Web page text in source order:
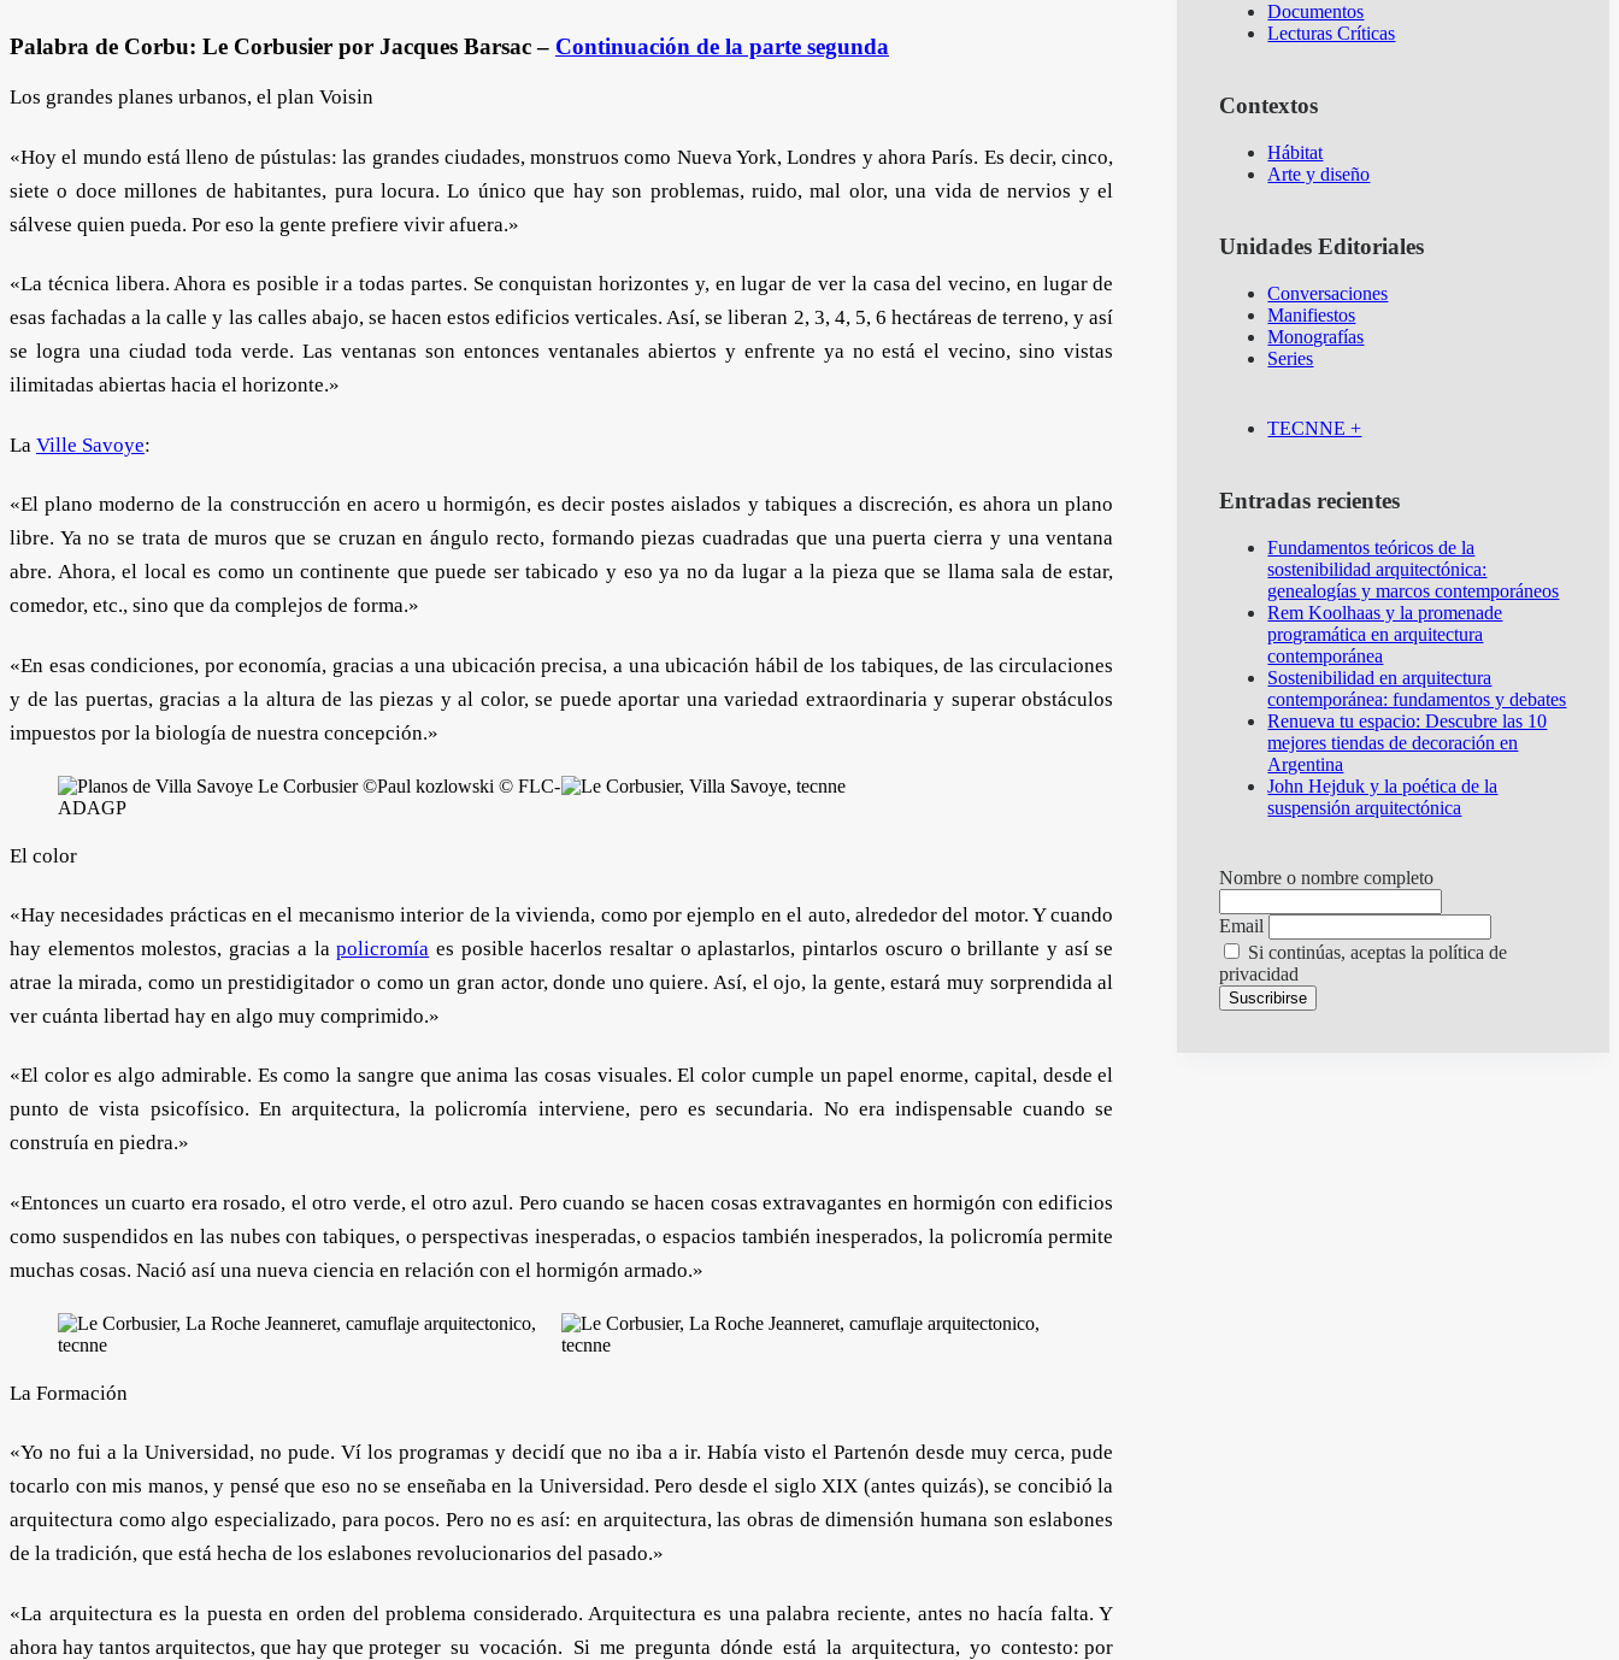
Palabra de Corbu: Le Corbusier por Jacques Barsac – Continuación de la parte segunda
Los grandes planes urbanos, el plan Voisin
«Hoy el mundo está lleno de pústulas: las grandes ciudades, monstruos como Nueva York, Londres y ahora París. Es decir, cinco,
siete o doce millones de habitantes, pura locura. Lo único que hay son problemas, ruido, mal olor, una vida de nervios y el
sálvese quien pueda. Por eso la gente prefiere vivir afuera.»
«La técnica libera. Ahora es posible ir a todas partes. Se conquistan horizontes y, en lugar de ver la casa del vecino, en lugar de
esas fachadas a la calle y las calles abajo, se hacen estos edificios verticales. Así, se liberan 2, 3, 4, 5, 6 hectáreas de terreno, y así
se logra una ciudad toda verde. Las ventanas son entonces ventanales abiertos y enfrente ya no está el vecino, sino vistas
ilimitadas abiertas hacia el horizonte.»
La Ville Savoye:
«El plano moderno de la construcción en acero u hormigón, es decir postes aislados y tabiques a discreción, es ahora un plano
libre. Ya no se trata de muros que se cruzan en ángulo recto, formando piezas cuadradas que una puerta cierra y una ventana
abre. Ahora, el local es como un continente que puede ser tabicado y eso ya no da lugar a la pieza que se llama sala de estar,
comedor, etc., sino que da complejos de forma.»
«En esas condiciones, por economía, gracias a una ubicación precisa, a una ubicación hábil de los tabiques, de las circulaciones
y de las puertas, gracias a la altura de las piezas y al color, se puede aportar una variedad extraordinaria y superar obstáculos
impuestos por la biología de nuestra concepción.»
El color
«Hay necesidades prácticas en el mecanismo interior de la vivienda, como por ejemplo en el auto, alrededor del motor. Y cuando
hay elementos molestos, gracias a lapolicromía es posible hacerlos resaltar o aplastarlos, pintarlos oscuro o brillante y así se
atrae la mirada, como un prestidigitador o como un gran actor, donde uno quiere. Así, el ojo, la gente, estará muy sorprendida al
ver cuánta libertad hay en algo muy comprimido.»
«El color es algo admirable. Es como la sangre que anima las cosas visuales. El color cumple un papel enorme, capital, desde el
punto de vista psicofísico. En arquitectura, la policromía interviene, pero es secundaria. No era indispensable cuando se
construía en piedra.»
«Entonces un cuarto era rosado, el otro verde, el otro azul. Pero cuando se hacen cosas extravagantes en hormigón con edificios
como suspendidos en las nubes con tabiques, o perspectivas inesperadas, o espacios también inesperados, la policromía permite
muchas cosas. Nació así una nueva ciencia en relación con el hormigón armado.»
La Formación
«Yo no fui a la Universidad, no pude. Ví los programas y decidí que no iba a ir. Había visto el Partenón desde muy cerca, pude
tocarlo con mis manos, y pensé que eso no se enseñaba en la Universidad. Pero desde el siglo XIX (antes quizás), se concibió la
arquitectura como algo especializado, para pocos. Pero no es así: en arquitectura, las obras de dimensión humana son eslabones
de la tradición, que está hecha de los eslabones revolucionarios del pasado.»
«La arquitectura es la puesta en orden del problema considerado. Arquitectura es una palabra reciente, antes no hacía falta. Y
ahora hay tantos arquitectos, que hay que proteger su vocación. Si me pregunta dónde está la arquitectura, yo contesto: por
Documentos
Lecturas Críticas
Contextos
Hábitat
Arte y diseño
Unidades Editoriales
Conversaciones
Manifiestos
Monografías
Series
TECNNE +
Entradas recientes
Fundamentos teóricos de la
sostenibilidad arquitectónica:
genealogías y marcos contemporáneos
Rem Koolhaas y la promenade
programática en arquitectura
contemporánea
Sostenibilidad en arquitectura
contemporánea: fundamentos y debates
Renueva tu espacio: Descubre las 10
mejores tiendas de decoración en
Argentina
John Hejduk y la poética de la
suspensión arquitectónica
Nombre o nombre completo
Email
Si continúas, aceptas la política de
privacidad